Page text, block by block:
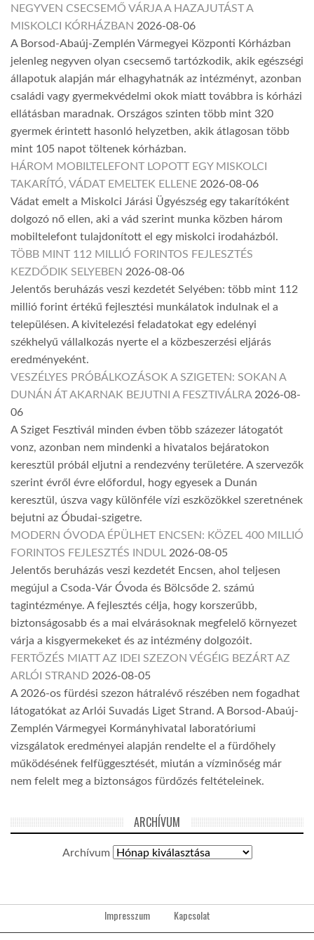
NEGYVEN CSECSEMŐ VÁRJA A HAZAJUTÁST A
MISKOLCI KÓRHÁZBAN 2026-08-06
A Borsod-Abaúj-Zemplén Vármegyei Központi Kórházban
jelenleg negyven olyan csecsemő tartózkodik, akik egészségi
állapotuk alapján már elhagyhatnák az intézményt, azonban
családi vagy gyermekvédelmi okok miatt továbbra is kórházi
ellátásban maradnak. Országos szinten több mint 320
gyermek érintett hasonló helyzetben, akik átlagosan több
mint 105 napot töltenek kórházban.
HÁROM MOBILTELEFONT LOPOTT EGY MISKOLCI
TAKARÍTÓ, VÁDAT EMELTEK ELLENE 2026-08-06
Vádat emelt a Miskolci Járási Ügyészség egy takarítóként
dolgozó nő ellen, aki a vád szerint munka közben három
mobiltelefont tulajdonított el egy miskolci irodaházból.
TÖBB MINT 112 MILLIÓ FORINTOS FEJLESZTÉS
KEZDŐDIK SELYEBEN 2026-08-06
Jelentős beruházás veszi kezdetét Selyében: több mint 112
millió forint értékű fejlesztési munkálatok indulnak el a
településen. A kivitelezési feladatokat egy edelényi
székhelyű vállalkozás nyerte el a közbeszerzési eljárás
eredményeként.
VESZÉLYES PRÓBÁLKOZÁSOK A SZIGETEN: SOKAN A
DUNÁN ÁT AKARNAK BEJUTNI A FESZTIVÁLRA 2026-08-
06
A Sziget Fesztivál minden évben több százezer látogatót
vonz, azonban nem mindenki a hivatalos bejáratokon
keresztül próbál eljutni a rendezvény területére. A szervezők
szerint évről évre előfordul, hogy egyesek a Dunán
keresztül, úszva vagy különféle vízi eszközökkel szeretnének
bejutni az Óbudai-szigetre.
MODERN ÓVODA ÉPÜLHET ENCSEN: KÖZEL 400 MILLIÓ
FORINTOS FEJLESZTÉS INDUL 2026-08-05
Jelentős beruházás veszi kezdetét Encsen, ahol teljesen
megújul a Csoda-Vár Óvoda és Bölcsőde 2. számú
tagintézménye. A fejlesztés célja, hogy korszerűbb,
biztonságosabb és a mai elvárásoknak megfelelő környezet
várja a kisgyermekeket és az intézmény dolgozóit.
FERTŐZÉS MIATT AZ IDEI SZEZON VÉGÉIG BEZÁRT AZ
ARLÓI STRAND 2026-08-05
A 2026-os fürdési szezon hátralévő részében nem fogadhat
látogatókat az Arlói Suvadás Liget Strand. A Borsod-Abaúj-
Zemplén Vármegyei Kormányhivatal laboratóriumi
vizsgálatok eredményei alapján rendelte el a fürdőhely
működésének felfüggesztését, miután a vízminőség már
nem felelt meg a biztonságos fürdőzés feltételeinek.
ARCHÍVUM
Archívum
Impresszum Kapcsolat